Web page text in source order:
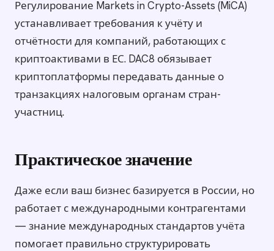
Регулирование Markets in Crypto-Assets (MiCA)
устанавливает требования к учёту и
отчётности для компаний, работающих с
криптоактивами в ЕС. DAC8 обязывает
криптоплатформы передавать данные о
транзакциях налоговым органам стран-
участниц.
Практическое значение
Даже если ваш бизнес базируется в России, но
работает с международными контрагентами
— знание международных стандартов учёта
помогает правильно структурировать